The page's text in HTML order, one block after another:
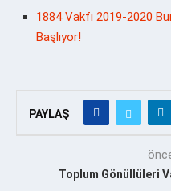
1884 Vakfı 2019-2020
Başlıyor!
PAYLAŞ
Toplum Gönüllüleri